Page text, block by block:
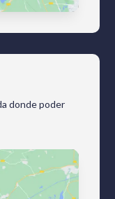
donde poder